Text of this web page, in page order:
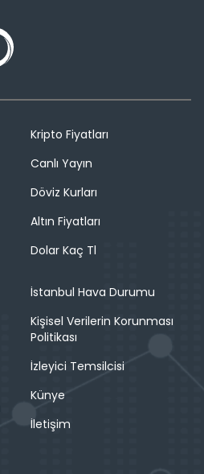
Kripto Fiyatları
Canlı Yayın
Döviz Kurları
Altın Fiyatları
Dolar Kaç Tl
İstanbul Hava Durumu
Kişisel Verilerin Korunması
Politikası
İzleyici Temsilcisi
Künye
İletişim